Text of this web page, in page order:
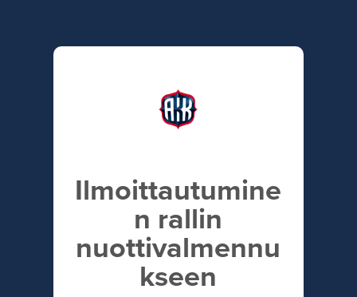
Ilmoittautumine
n rallin
nuottivalmennu
kseen